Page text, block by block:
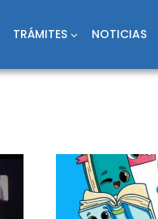
TRÁMITES NOTICIAS